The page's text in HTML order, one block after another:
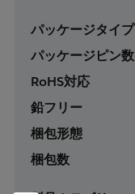
パッケージタイプ
パッケージピン数
RoHS対応
鉛フリー
梱包形態
梱包数